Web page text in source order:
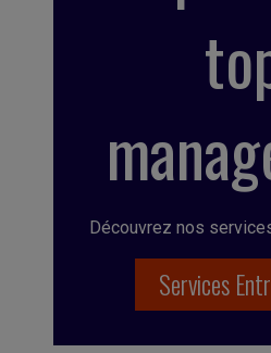
Découvrez nos
Services